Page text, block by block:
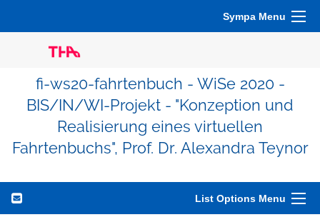
Sympa Menu
fi-ws20-fahrtenbuch - WiSe 2020 -
BIS/IN/WI-Projekt - "Konzeption und
Realisierung eines virtuellen
Fahrtenbuchs", Prof. Dr. Alexandra Teynor
List Options Menu